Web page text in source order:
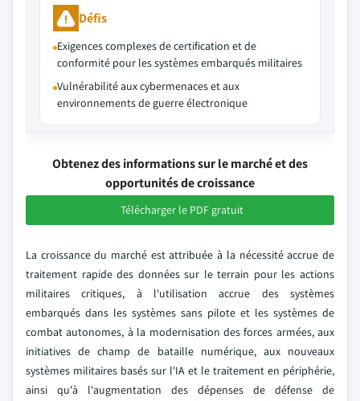
Défis
Exigences complexes de certification et de
conformité pour les systèmes embarqués militaires
Vulnérabilité aux cybermenaces et aux
environnements de guerre électronique
Obtenez des informations sur le marché et des
opportunités de croissance
Télécharger le PDF gratuit
La croissance du marché est attribuée à la nécessité accrue de
traitement rapide des données sur le terrain pour les actions
militaires critiques, à l'utilisation accrue des systèmes
embarqués dans les systèmes sans pilote et les systèmes de
combat autonomes, à la modernisation des forces armées, aux
initiatives de champ de bataille numérique, aux nouveaux
systèmes militaires basés sur l'IA et le traitement en périphérie,
ainsi qu'à l'augmentation des dépenses de défense de